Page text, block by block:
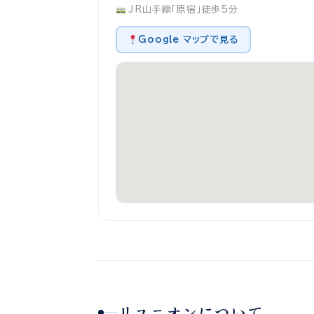
JR山手線「原宿」徒歩5分
Google マップで見る